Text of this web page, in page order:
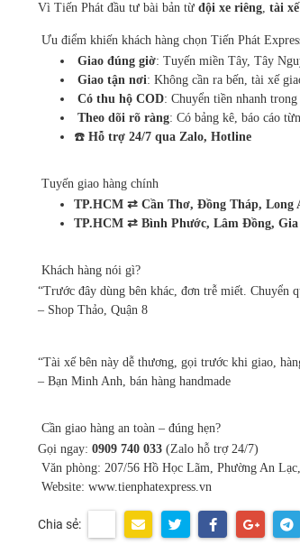
Vì Tiến Phát đầu tư bài bản từ đội xe riêng, tài
Ưu điểm khiến khách hàng chọn Tiến Phát
Giao đúng giờ: Tuyến miền Tây, Tây
Giao tận nơi: Không cần ra bến, tài xế
Có thu hộ COD: Chuyển tiền nhanh trong
Theo dõi rõ ràng: Có bảng kê, báo cáo
☎️ Hỗ trợ 24/7 qua Zalo, Hotline
Tuyến giao hàng chính
TP.HCM ⇄ Cần Thơ, Đồng Tháp, Long
TP.HCM ⇄ Bình Phước, Lâm Đồng,
Khách hàng nói gì?
“Trước đây dùng bên khác, đơn trễ miết. Chuyển
– Shop Thảo, Quận 8
“Tài xế bên này dễ thương, gọi trước khi giao,
– Bạn Minh Anh, bán hàng handmade
Cần giao hàng an toàn – đúng hẹn?
Gọi ngay: 0909 740 033 (Zalo hỗ trợ 24/7)
Văn phòng: 207/56 Hồ Học Lãm, Phường An
Website: www.tienphatexpress.vn
Chia sẻ: